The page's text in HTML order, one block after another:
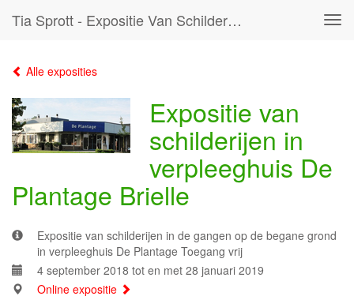
Tia Sprott - Expositie Van Schilderijen In Verpleeghuis De Plantage Brielle
Alle exposities
Expositie van
schilderijen in
verpleeghuis De
Plantage Brielle
Expositie van schilderijen in de gangen op de begane grond
in verpleeghuis De Plantage Toegang vrij
4 september 2018 tot en met 28 januari 2019
Online expositie